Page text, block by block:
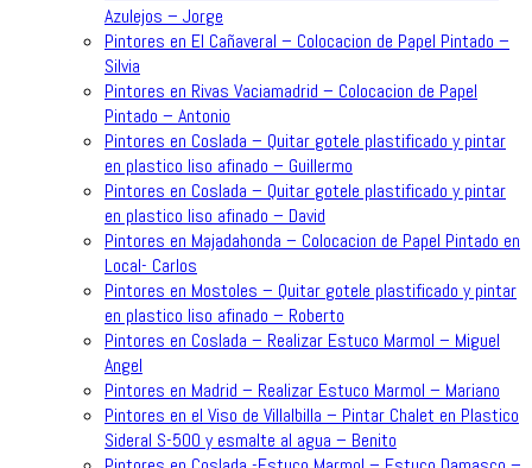
Azulejos – Jorge
Pintores en El Cañaveral – Colocacion de Papel Pintado –
Silvia
Pintores en Rivas Vaciamadrid – Colocacion de Papel
Pintado – Antonio
Pintores en Coslada – Quitar gotele plastificado y pintar
en plastico liso afinado – Guillermo
Pintores en Coslada – Quitar gotele plastificado y pintar
en plastico liso afinado – David
Pintores en Majadahonda – Colocacion de Papel Pintado en
Local- Carlos
Pintores en Mostoles – Quitar gotele plastificado y pintar
en plastico liso afinado – Roberto
Pintores en Coslada – Realizar Estuco Marmol – Miguel
Angel
Pintores en Madrid – Realizar Estuco Marmol – Mariano
Pintores en el Viso de Villalbilla – Pintar Chalet en Plastico
Sideral S-500 y esmalte al agua – Benito